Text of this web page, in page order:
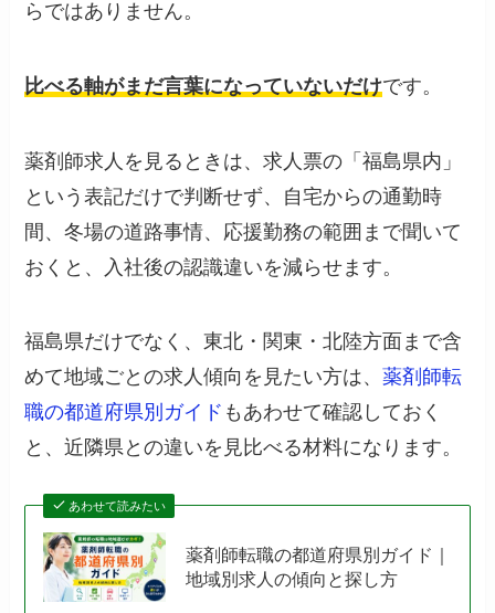
らではありません。
比べる軸がまだ言葉になっていないだけです。
薬剤師求人を見るときは、求人票の「福島県内」
という表記だけで判断せず、自宅からの通勤時
間、冬場の道路事情、応援勤務の範囲まで聞いて
おくと、入社後の認識違いを減らせます。
福島県だけでなく、東北・関東・北陸方面まで含
めて地域ごとの求人傾向を見たい方は、薬剤師転
職の都道府県別ガイド もあわせて確認しておく
と、近隣県との違いを見比べる材料になります。
あわせて読みたい
薬剤師転職の都道府県別ガイド｜
地域別求人の傾向と探し方